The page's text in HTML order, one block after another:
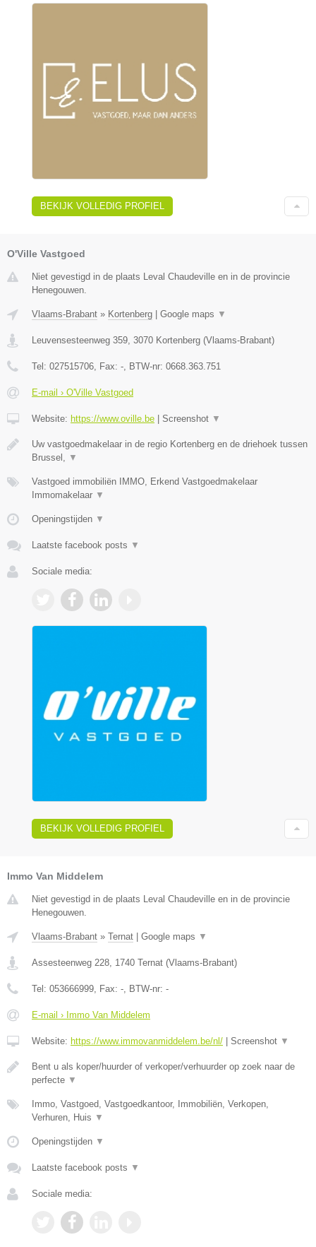
BEKIJK VOLLEDIG PROFIEL
O'Ville Vastgoed
Niet gevestigd in de plaats Leval Chaudeville en in de provincie
Henegouwen.
Vlaams-Brabant » Kortenberg Google maps ▼
Leuvensesteenweg 359, 3070 Kortenberg (Vlaams-Brabant)
Tel: 027515706, Fax: -, BTW-nr: 0668.363.751
E-mail › O'Ville Vastgoed
Website: https://www.oville.be Screenshot ▼
Uw vastgoedmakelaar in de regio Kortenberg en de driehoek tussen
Brussel, ▼
Vastgoed immobiliën IMMO, Erkend Vastgoedmakelaar
Immomakelaar ▼
Openingstijden ▼
Laatste facebook posts ▼
Sociale media:
BEKIJK VOLLEDIG PROFIEL
Immo Van Middelem
Niet gevestigd in de plaats Leval Chaudeville en in de provincie
Henegouwen.
Vlaams-Brabant » Ternat Google maps ▼
Assesteenweg 228 1740 Ternat (Vlaams-Brabant)
Tel: 053666999 , Fax: - , BTW-nr: -
E-mail › Immo Van Middelem
Website: https://www.immovanmiddelem.be/nl/ Screenshot ▼
Bent u als koper/huurder of verkoper/verhuurder op zoek naar de
perfecte ▼
Immo, Vastgoed, Vastgoedkantoor, Immobiliën, Verkopen,
Verhuren, Huis ▼
Openingstijden ▼
Laatste facebook posts ▼
Sociale media: